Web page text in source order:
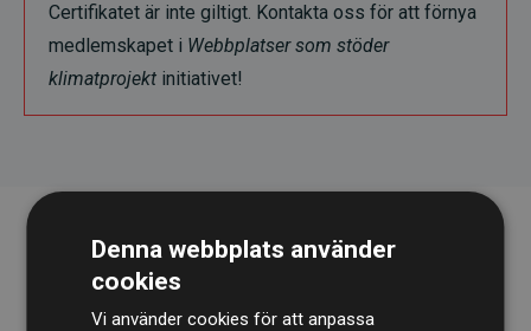
Certifikatet är inte giltigt. Kontakta oss för att förnya
medlemskapet i Webbplatser som stöder
klimatprojekt initiativet!
Denna webbplats använder
cookies
Vi använder cookies för att anpassa